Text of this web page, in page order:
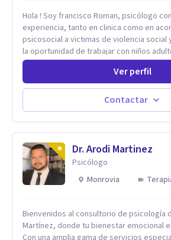
Hola ! Soy francisco Roman, psicólogo
experiencia, tanto en clinica como en
psicosocial a victimas de violencia social
la oportunidad de trabajar con niños
todos los espacios y esto me ha dado un
aprendizajes que ahora pongo a tu disposicion.
actualidad puedo atenderte de manera
de lunes a sabado. el costo de cada
el primer contacto
Ver perfil
Contactar
Dr. Arodi Martinez
Psicólogo
Monrovia
Bienvenidos al consultorio de psicología
Martínez, donde tu bienestar emocional
Con una amplia gama de servicios